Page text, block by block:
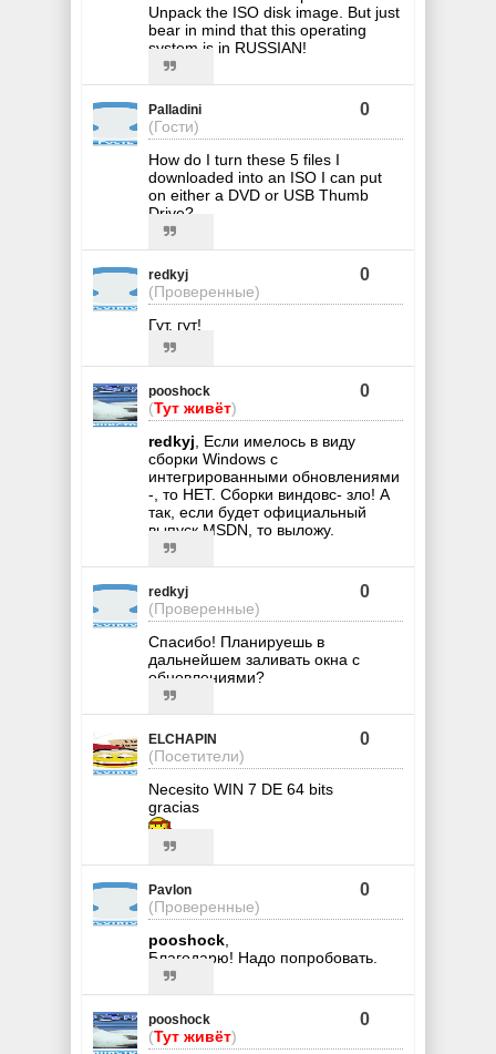
Unpack the ISO disk image. But just
bear in mind that this operating
system is in RUSSIAN!
Palladini
(Гости)
0
How do I turn these 5 files I
downloaded into an ISO I can put
on either a DVD or USB Thumb
Drive?
redkyj
(Проверенные)
0
Гут, гут!
pooshock
(Тут живёт)
0
redkyj, Если имелось в виду
сборки Windows с
интегрированными обновлениями
-, то НЕТ. Сборки виндовс- зло! А
так, если будет официальный
выпуск MSDN, то выложу.
redkyj
(Проверенные)
0
Спасибо! Планируешь в
дальнейшем заливать окна с
обновлениями?
ELCHAPIN
(Посетители)
0
Necesito WIN 7 DE 64 bits
gracias
Pavlon
(Проверенные)
0
pooshock
Благодарю! Надо попробовать.
pooshock
(Тут живёт)
0